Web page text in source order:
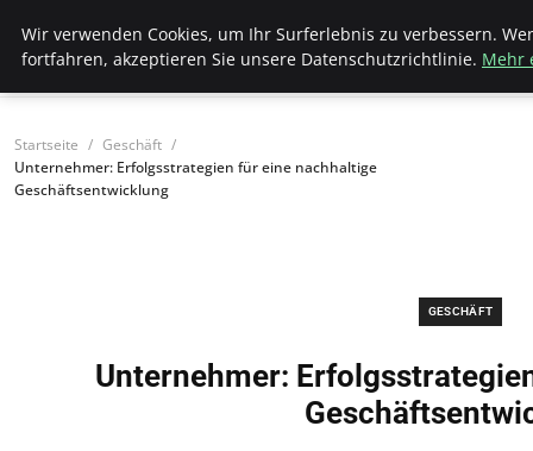
Bistro Grammophon
Startseite
Geschäft
Unternehmer: Erfolgsstrategien für eine nachhaltige
Geschäftsentwicklung
GESCHÄFT
Unternehmer:
Wir verwenden Cookies, um Ihr Surferlebnis zu verbessern.
fortfahren, akzeptieren Sie unsere Datenschutzrichtlinie. Mehr